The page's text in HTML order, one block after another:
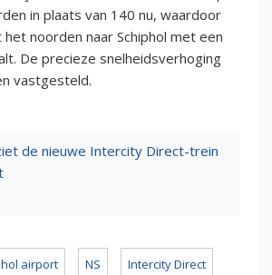
in plaats van 140 nu, waardoor
noorden naar Schiphol met een
De precieze snelheidsverhoging
vastgesteld.
de nieuwe Intercity Direct-trein
airport NS Intercity Direct